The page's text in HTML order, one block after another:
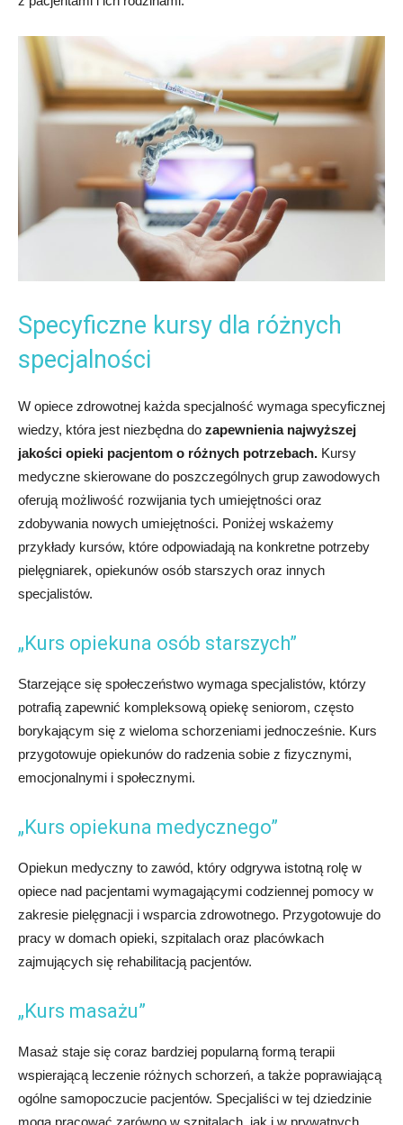
Specyficzne kursy dla różnych
specjalności
W opiece zdrowotnej każda specjalność wymaga specyficznej
wiedzy, która jest niezbędna do zapewnienia najwyższej
jakości opieki pacjentom o różnych potrzebach. Kursy
medyczne skierowane do poszczególnych grup zawodowych
oferują możliwość rozwijania tych umiejętności oraz
zdobywania nowych umiejętności. Poniżej wskażemy
przykłady kursów, które odpowiadają na konkretne potrzeby
pielęgniarek, opiekunów osób starszych oraz innych
specjalistów.
„Kurs opiekuna osób starszych”
Starzejące się społeczeństwo wymaga specjalistów, którzy
potrafią zapewnić kompleksową opiekę seniorom, często
borykającym się z wieloma schorzeniami jednocześnie. Kurs
przygotowuje opiekunów do radzenia sobie z fizycznymi,
emocjonalnymi i społecznymi.
„Kurs opiekuna medycznego”
Opiekun medyczny to zawód, który odgrywa istotną rolę w
opiece nad pacjentami wymagającymi codziennej pomocy w
zakresie pielęgnacji i wsparcia zdrowotnego. Przygotowuje do
pracy w domach opieki, szpitalach oraz placówkach
zajmujących się rehabilitacją pacjentów.
„Kurs masażu”
Masaż staje się coraz bardziej popularną formą terapii
wspierającą leczenie różnych schorzeń, a także poprawiającą
ogólne samopoczucie pacjentów. Specjaliści w tej dziedzinie
mogą pracować zarówno w szpitalach, jak i w prywatnych